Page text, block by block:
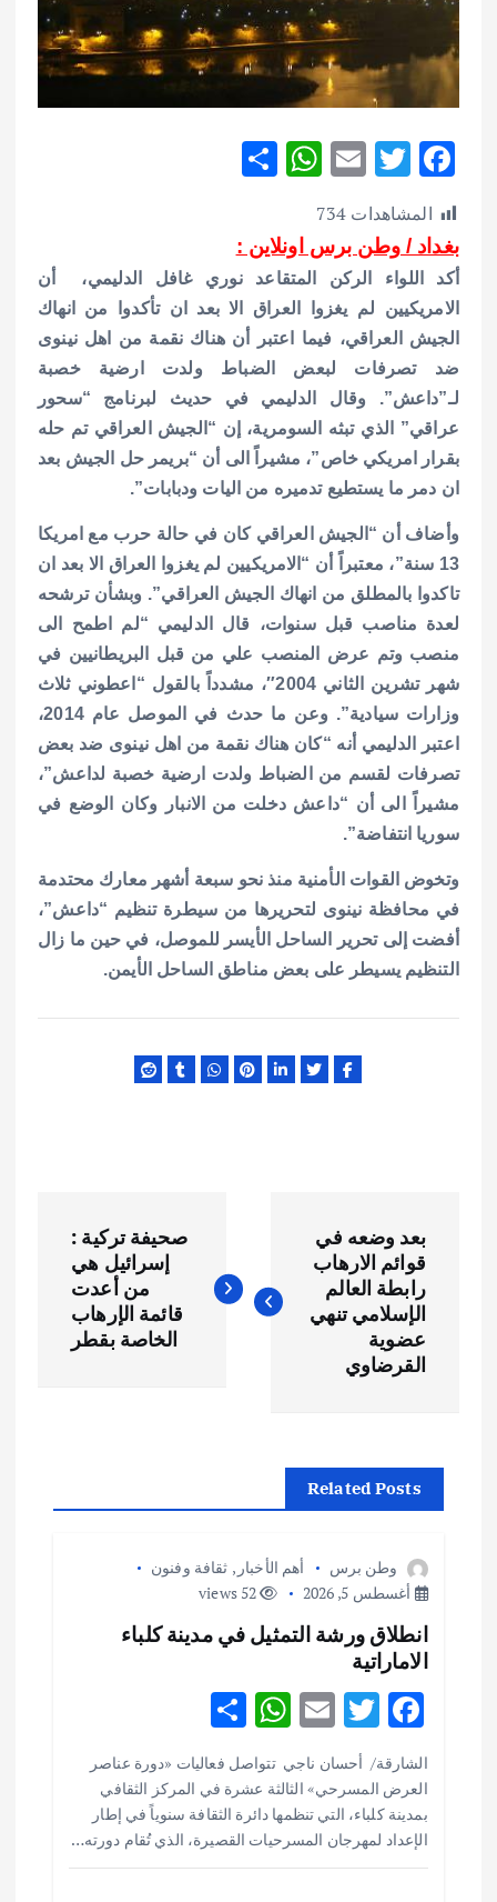
F
ac
e
b
o
o
k
T
w
it
te
r
E
ai
l
W
at
s
A
p
p
ar
e
المشاهدات 734
بغداد / وطن برس اونلاين :
أكد اللواء الركن المتقاعد نوري غافل الدليمي، أن
الامريكيين لم يغزوا العراق الا بعد ان تأكدوا من انهاك
الجيش العراقي، فيما اعتبر أن هناك نقمة من اهل نينوى
ضد تصرفات لبعض الضباط ولدت ارضية خصبة
لـ”داعش”. وقال الدليمي في حديث لبرنامج “سحور
عراقي” الذي تبثه السومرية، إن “الجيش العراقي تم حله
بقرار امريكي خاص”، مشيراً الى أن “بريمر حل الجيش بعد
ان دمر ما يستطيع تدميره من اليات ودبابات”.
وأضاف أن “الجيش العراقي كان في حالة حرب مع امريكا
13 سنة”، معتبراً أن “الامريكيين لم يغزوا العراق الا بعد ان
تاكدوا بالمطلق من انهاك الجيش العراقي”. وبشأن ترشحه
لعدة مناصب قبل سنوات، قال الدليمي “لم اطمح الى
منصب وتم عرض المنصب علي من قبل البريطانيين في
شهر تشرين الثاني 2004″، مشدداً بالقول “اعطوني ثلاث
وزارات سيادية”.
وعن ما حدث في الموصل عام 2014،
اعتبر الدليمي أنه “كان هناك نقمة من اهل نينوى ضد بعض
تصرفات لقسم من الضباط ولدت ارضية خصبة لداعش”،
مشيراً الى أن “داعش دخلت من الانبار وكان الوضع في
سوريا انتفاضة”.
وتخوض القوات الأمنية منذ نحو سبعة أشهر معارك محتدمة
في محافظة نينوى لتحريرها من سيطرة تنظيم “داعش”،
أفضت إلى تحرير الساحل الأيسر للموصل، في حين ما زال
التنظيم يسيطر على بعض مناطق الساحل الأيمن.
ص
ت
بعد وضعه في
قوائم الارهاب
رابطة العالم
الإسلامي تنهي
عضوية
القرضاوي
صحيفة تركية :
إسرائيل هي
من أعدت
قائمة الإرهاب
الخاصة بقطر
Related Posts
وطن برس أهم الأخبار , ثقافة وفنون
أغسطس 5, 2026
52 views
انطلاق ورشة التمثيل في مدينة كلباء
الاماراتية
F
ac
e
b
o
T
w
it
te
r
E
ai
l
W
h
at
s
A
h
ar
e
الشارقة/ أحسان ناجي تتواصل فعاليات «دورة عناصر
العرض المسرحي» الثالثة عشرة في المركز الثقافي
بمدينة كلباء، التي تنظمها دائرة الثقافة سنوياً في إطار
الإعداد لمهرجان المسرحيات القصيرة، الذي تُقام دورته…